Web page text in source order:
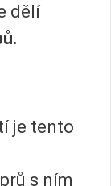
dělí
je tento
s ním